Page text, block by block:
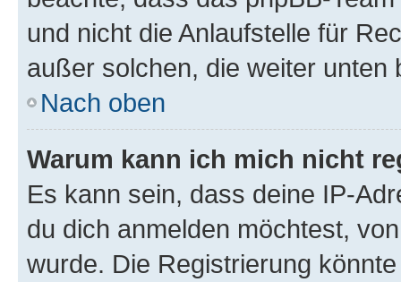
und nicht die Anlaufstelle für
außer solchen, die weiter unten
Nach oben
Warum kann ich mich nicht
Es kann sein, dass deine IP-
du dich anmelden möchtest,
wurde. Die Registrierung